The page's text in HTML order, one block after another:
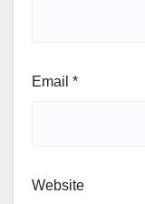
Email *
Website